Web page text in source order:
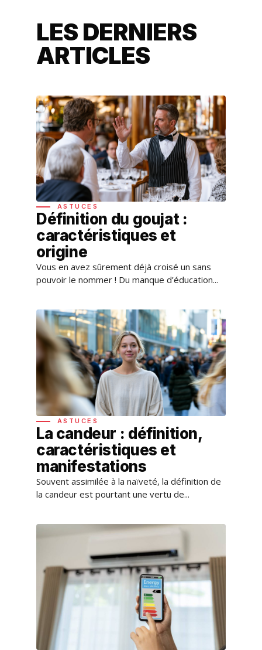
LES DERNIERS
ARTICLES
ASTUCES
Définition du goujat :
caractéristiques et
origine
Vous en avez sûrement déjà croisé un sans
pouvoir le nommer ! Du manque d’éducation...
ASTUCES
La candeur : définition,
caractéristiques et
manifestations
Souvent assimilée à la naïveté, la définition de
la candeur est pourtant une vertu de...